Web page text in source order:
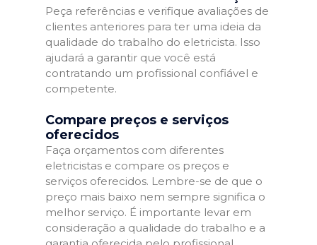
Peça referências e verifique avaliações de
clientes anteriores para ter uma ideia da
qualidade do trabalho do eletricista. Isso
ajudará a garantir que você está
contratando um profissional confiável e
competente.
Compare preços e serviços
oferecidos
Faça orçamentos com diferentes
eletricistas e compare os preços e
serviços oferecidos. Lembre-se de que o
preço mais baixo nem sempre significa o
melhor serviço. É importante levar em
consideração a qualidade do trabalho e a